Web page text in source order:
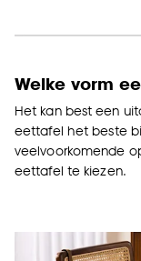
Welke vorm
Het kan best een
eettafel het beste
veelvoorkomende
eettafel te kiezen.